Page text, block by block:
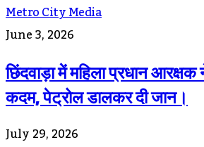
Metro City Media
June 3, 2026
छिंदवाड़ा में महिला प्रधान
कदम, पेट्रोल डालकर दी जान।
July 29, 2026